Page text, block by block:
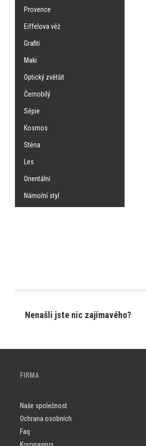
Provence
Eiffelova věž
Grafiti
Maki
Optický zvětšit
Černobílý
Sépie
Kosmos
Stěna
Les
Orientální
Námořní styl
Nenašli jste nic zajímavého?
FIRMA
Naše společnost
Ochrana osobních
Faq